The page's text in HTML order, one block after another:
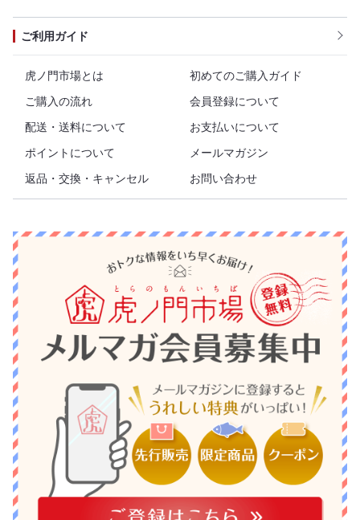
ご利用ガイド
虎ノ門市場とは
初めてのご購入ガイド
ご購入の流れ
会員登録について
配送・送料について
お支払いについて
ポイントについて
メールマガジン
返品・交換・キャンセル
お問い合わせ